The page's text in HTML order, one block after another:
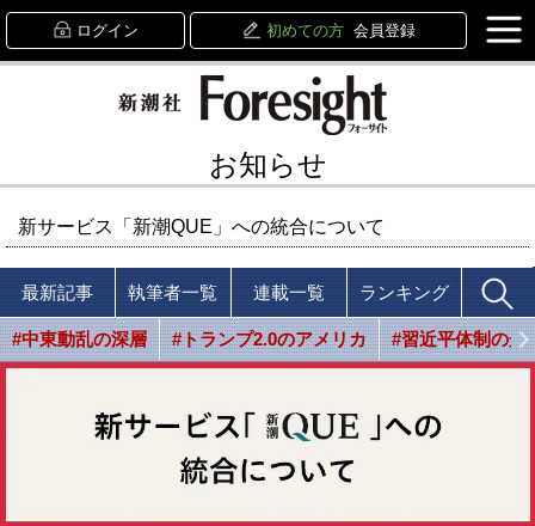
ログイン 初めての方 会員登録
お知らせ
新サービス「新潮QUE」への統合について
最新記事 執筆者一覧 連載一覧 ランキング
#中東動乱の深層 #トランプ2.0のアメリカ #習近平体制の光